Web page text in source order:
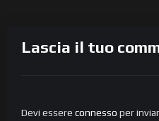
Lascia il tuo
Devi essere connesso per